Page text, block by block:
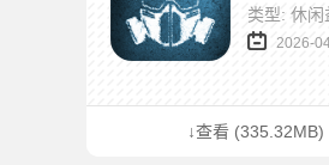
类型: 休闲
2026-
↓查看 (335.32MB)